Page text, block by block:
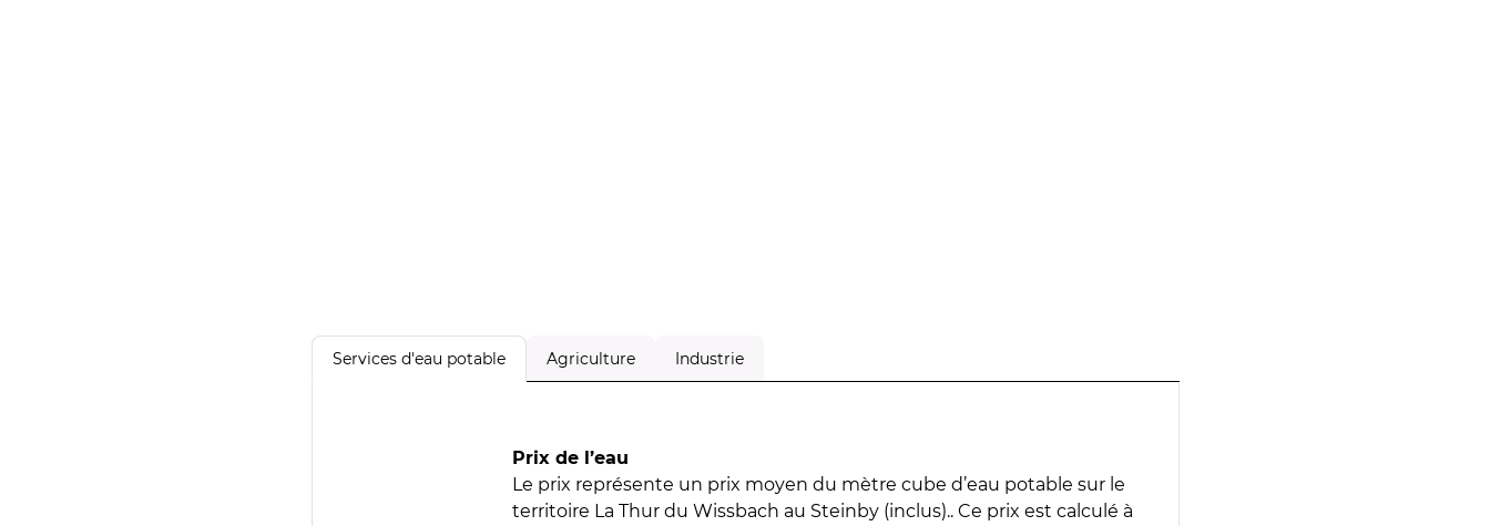
Services d'eau potable Agriculture Industrie
Prix de l’eau
Le prix représente un prix moyen du mètre cube d’eau potable sur le
territoire La Thur du Wissbach au Steinby (inclus).. Ce prix est calculé à